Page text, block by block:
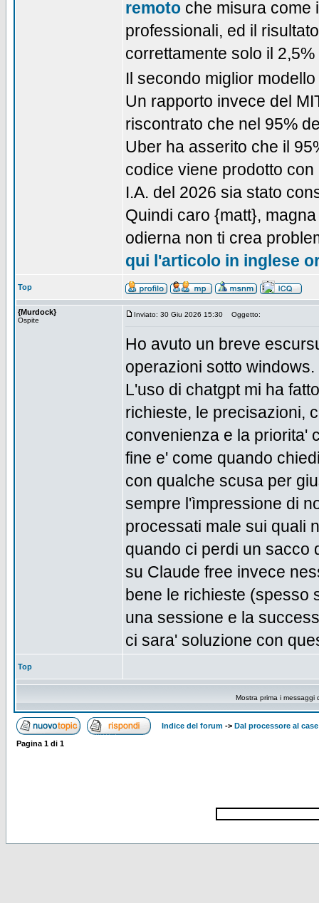
remoto che misura come
professionali, ed il
correttamente solo il
Il secondo miglior
Un rapporto invece del
riscontrato che nel 95%
Uber ha asserito che il
codice viene prodotto
I.A. del 2026 sia stato
Quindi caro {matt},
odierna non ti crea
qui l'articolo in inglese
Top
{Murdock}
Ospite
Inviato: 30 Giu 2026 15:30 Oggetto:
Ho avuto un breve
operazioni sotto windows.
L'uso di chatgpt mi ha
richieste, le precisazioni,
convenienza e la priorita'
fine e' come quando
con qualche scusa per
sempre l'ìmpressione di
processati male sui quali
quando ci perdi un sacco
su Claude free invece
bene le richieste (spesso
una sessione e la
ci sara' soluzione con
Top
Mostra prima i messaggi
Indice del forum -> Dal processore al case
Pagina 1 di 1